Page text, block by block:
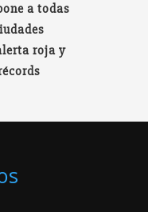
a todas
roja y